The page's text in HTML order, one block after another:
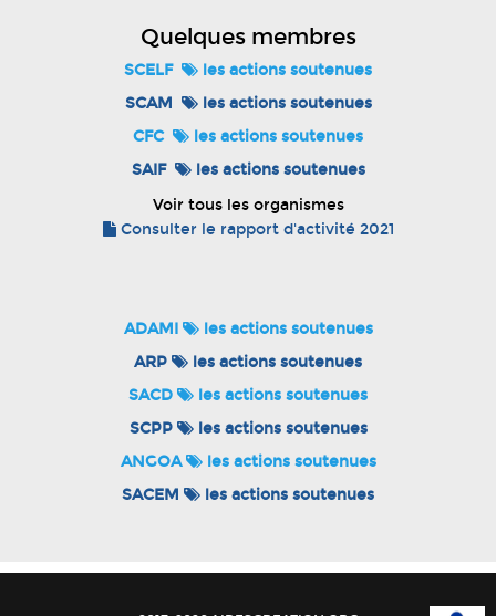
Quelques membres
SCELF
les actions soutenues
SCAM
les actions soutenues
CFC
les actions soutenues
SAIF
les actions soutenues
Voir tous les organismes
Consulter le rapport d'activité 2021
ADAMI
les actions soutenues
ARP
les actions soutenues
SACD
les actions soutenues
SCPP
les actions soutenues
ANGOA
les actions soutenues
SACEM
les actions soutenues